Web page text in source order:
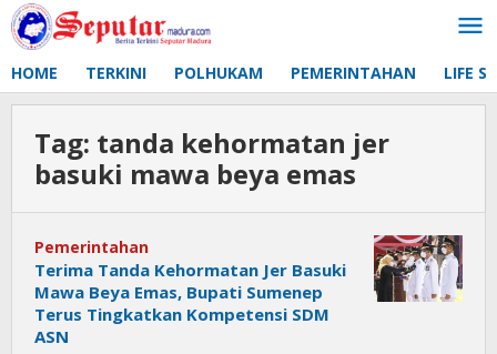
Lewati
ke
HOME TERKINI POLHUKAM PEMERINTAHAN LIFE
Tag: tanda kehormatan jer
basuki mawa beya emas
Pemerintahan
Terima Tanda Kehormatan Jer Basuki
Mawa Beya Emas, Bupati Sumenep
Terus Tingkatkan Kompetensi SDM
ASN